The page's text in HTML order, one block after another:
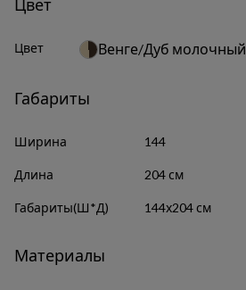
Цвет
Цвет Венге/Дуб молочный
Габариты
Ширина 144
Длина 204 см
Габариты(Ш*Д) 144х204 см
Материалы